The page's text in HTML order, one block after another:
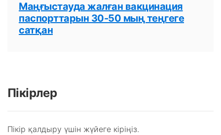
Маңғыстауда жалған вакцинация
паспорттарын 30-50 мың теңгеге
сатқан
Пікірлер
Пікір қалдыру үшін жүйеге кіріңіз.